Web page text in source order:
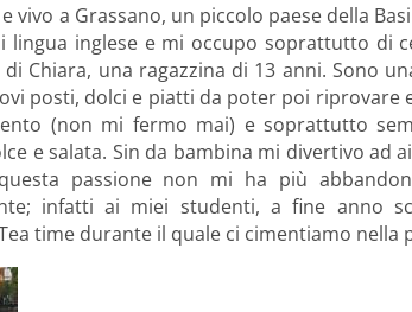
vivo a Grassano, un piccolo paese della
lingua inglese e mi occupo soprattutto di
Chiara, una ragazzina di 13 anni. Sono
posti, dolci e piatti da poter poi riprovare
(non mi fermo mai) e soprattutto
e salata. Sin da bambina mi divertivo ad
passione non mi ha più
infatti ai miei studenti, a fine anno
time durante il quale ci cimentiamo